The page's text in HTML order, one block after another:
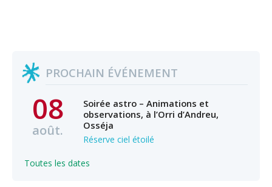
PROCHAIN ÉVÉNEMENT
08
août.
Soirée astro – Animations et
observations, à l’Orri d’Andreu,
Osséja
Réserve ciel étoilé
Toutes les dates